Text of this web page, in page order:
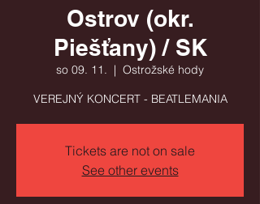
Ostrov (okr.
Piešťany) / SK
so 09. 11.
  |
Ostrožské hody
VEREJNÝ KONCERT - BEATLEMANIA
Tickets are not on sale
See other events